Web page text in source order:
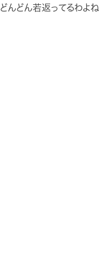
どんどん若返ってるわよね